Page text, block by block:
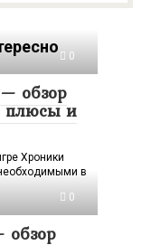
0
обзор
плюсы и
Хроники
в
0
обзор